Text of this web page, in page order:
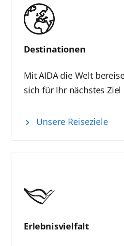
Destinationen
Mit AIDA die Welt
sich für Ihr nächstes
Unsere Reiseziele
Erlebnisvielfalt